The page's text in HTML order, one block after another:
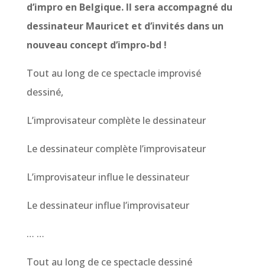
d’impro en Belgique. Il sera accompagné du
dessinateur Mauricet et d’invités dans un
nouveau concept d’impro-bd !
Tout au long de ce spectacle improvisé
dessiné,
L’improvisateur complète le dessinateur
Le dessinateur complète l’improvisateur
L’improvisateur influe le dessinateur
Le dessinateur influe l’improvisateur
… …
Tout au long de ce spectacle dessiné